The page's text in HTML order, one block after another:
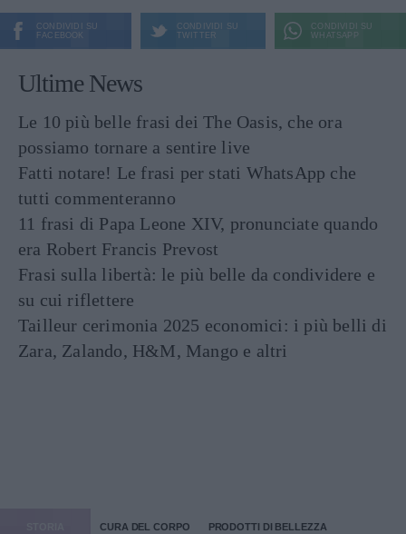
CONDIVIDI SU
FACEBOOK
CONDIVIDI SU
TWITTER
CONDIVIDI SU
WHATSAPP
Ultime News
Le 10 più belle frasi dei The Oasis, che ora
possiamo tornare a sentire live
Fatti notare! Le frasi per stati WhatsApp che
tutti commenteranno
11 frasi di Papa Leone XIV, pronunciate quando
era Robert Francis Prevost
Frasi sulla libertà: le più belle da condividere e
su cui riflettere
Tailleur cerimonia 2025 economici: i più belli di
Zara, Zalando, H&M, Mango e altri
CURA DEL CORPO PRODOTTI DI BELLEZZA